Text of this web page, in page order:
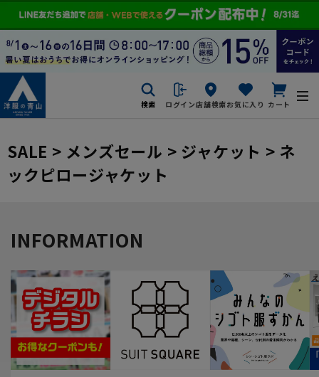
検索 ログイン店舗検索お気に入り カート
SALE > メンズセール > ジャケット > ネ
ックピロージャケット
INFORMATION